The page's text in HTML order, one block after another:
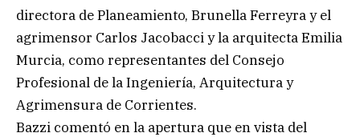
directora de Planeamiento, Brunella Ferreyra y el
agrimensor Carlos Jacobacci y la arquitecta Emilia
Murcia, como representantes del Consejo
Profesional de la Ingeniería, Arquitectura y
Agrimensura de Corrientes.
Bazzi comentó en la apertura que en vista del